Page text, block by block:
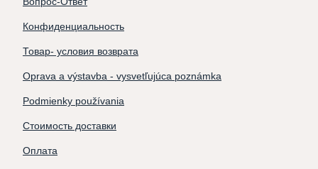
Конфиденциальность
Товар- условия возврата
Oprava a výstavba - vysvetľujúca poznámka
Podmienky používania
Стоимость доставки
Оплата